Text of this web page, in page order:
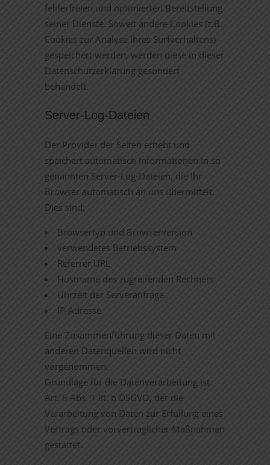
fehlerfreien und optimierten Bereitstellung
seiner Dienste. Soweit andere Cookies (z.B.
Cookies zur Analyse Ihres Surfverhaltens)
gespeichert werden, werden diese in dieser
Datenschutzerklärung gesondert
behandelt.
Server-Log-Dateien
Der Provider der Seiten erhebt und
speichert automatisch Informationen in so
genannten Server-Log-Dateien, die Ihr
Browser automatisch an uns übermittelt.
Dies sind:
Browsertyp und Browserversion
verwendetes Betriebssystem
Referrer URL
Hostname des zugreifenden Rechners
Uhrzeit der Serveranfrage
IP-Adresse
Eine Zusammenführung dieser Daten mit
anderen Datenquellen wird nicht
vorgenommen.
Grundlage für die Datenverarbeitung ist
Art. 6 Abs. 1 lit. b DSGVO, der die
Verarbeitung von Daten zur Erfüllung eines
Vertrags oder vorvertraglicher Maßnahmen
gestattet.